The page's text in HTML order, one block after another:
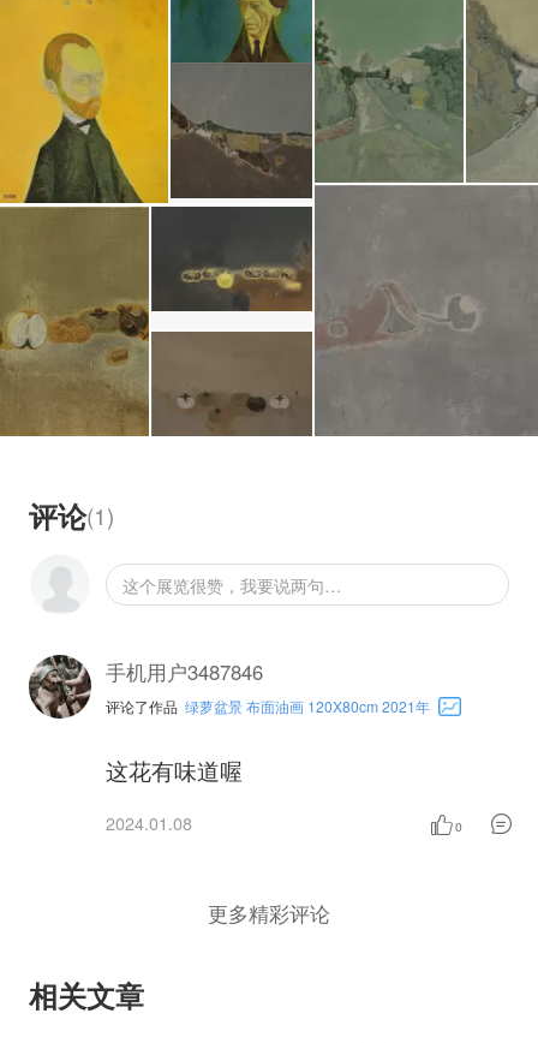
评论(1)
这个展览很赞，我要说两句…
手机用户3487846
评论了作品 绿萝盆景 布面油画 120X80cm 2021年
这花有味道喔
0
2024.01.08
更多精彩评论
相关文章